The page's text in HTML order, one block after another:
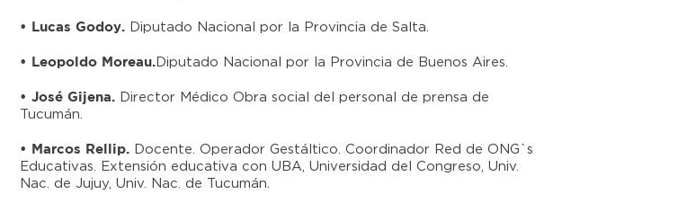
• Lucas Godoy. Diputado Nacional por la Provincia de Salta.
• Leopoldo Moreau. Diputado Nacional por la Provincia de Buenos Aires.
• José Gijena. Director Médico Obra social del personal de prensa de
Tucumán.
• Marcos Rellip.
Docente. Operador Gestáltico. Coordinador Red de ONG`s
Educativas. Extensión educativa con UBA, Universidad del Congreso, Univ.
Nac. de Jujuy, Univ. Nac. de Tucumán.